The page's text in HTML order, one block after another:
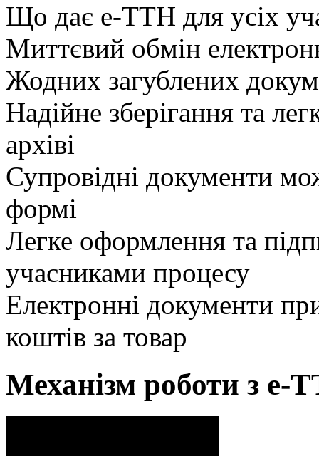
Що дає е-ТТН для усіх
Миттєвий обмін
Жодних загублених
Надійне зберігання та
архіві
Супровідні документи
формі
Легке оформлення та
учасниками процесу
Електронні документи
коштів за товар
Механізм роботи з е-